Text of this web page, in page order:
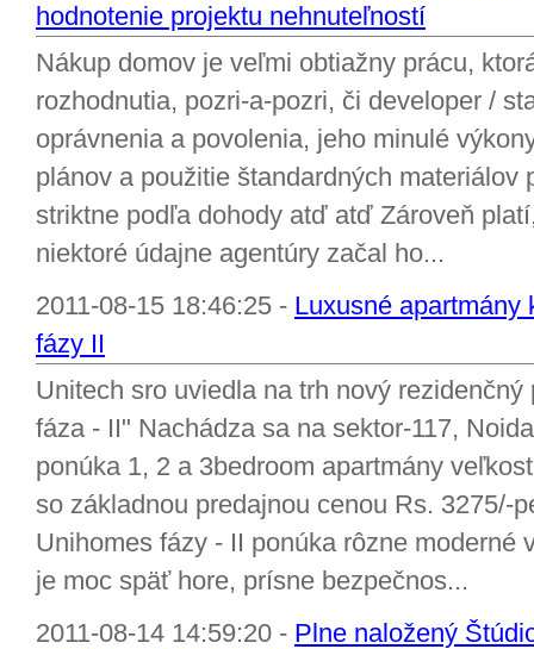
hodnotenie projektu nehnuteľností
Nákup domov je veľmi obtiažny prácu,
rozhodnutia, pozri-a-pozri, či developer /
oprávnenia a povolenia, jeho minulé
plánov a použitie štandardných materiálov
striktne podľa dohody atď atď Zároveň
niektoré údajne agentúry začal ho...
2011-08-15 18:46:25 - Luxusné apartmány
fázy II
Unitech sro uviedla na trh nový
fáza - II" Nachádza sa na sektor-117,
ponúka 1, 2 a 3bedroom apartmány
so základnou predajnou cenou Rs. 3275/-
Unihomes fázy - II ponúka rôzne moderné
je moc späť hore, prísne bezpečnos...
2011-08-14 14:59:20 - Plne naložený